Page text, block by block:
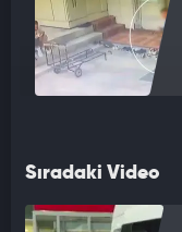
Sıradaki Video